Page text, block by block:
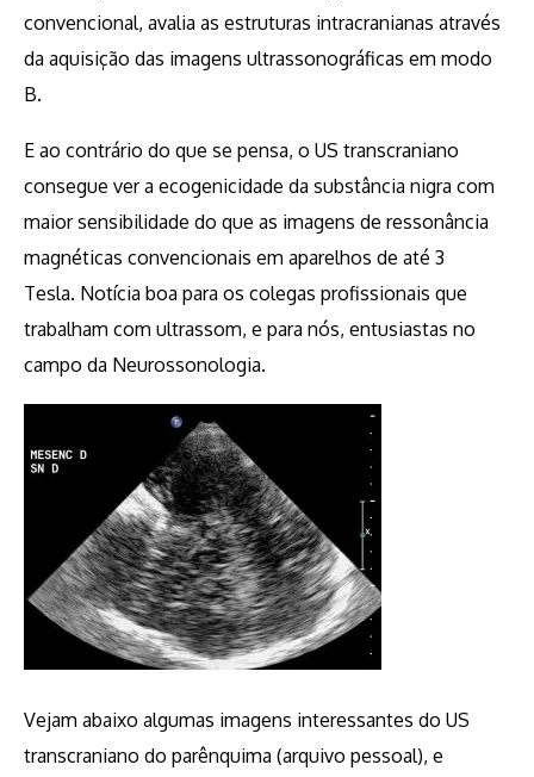
convencional, avalia as estruturas intracranianas através
da aquisição das imagens ultrassonográficas em modo
B.
E ao contrário do que se pensa, o US transcraniano
consegue ver a ecogenicidade da substância nigra com
maior sensibilidade do que as imagens de ressonância
magnéticas convencionais em aparelhos de até 3
Tesla. Notícia boa para os colegas profissionais que
trabalham com ultrassom, e para nós, entusiastas no
campo da Neurossonologia.
Vejam abaixo algumas imagens interessantes do US
transcraniano do parênquima (arquivo pessoal), e